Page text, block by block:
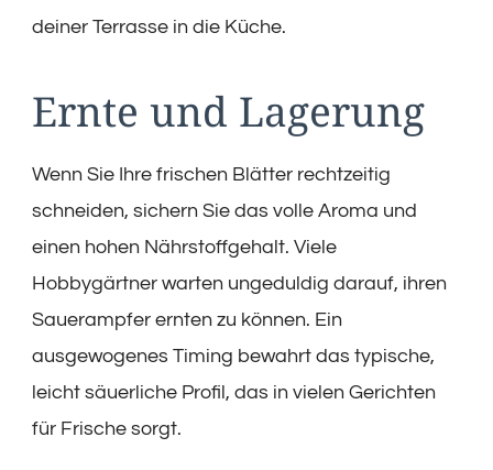
deiner Terrasse in die Küche.
Ernte und Lagerung
Wenn Sie Ihre frischen Blätter rechtzeitig
schneiden, sichern Sie das volle Aroma und
einen hohen Nährstoffgehalt. Viele
Hobbygärtner warten ungeduldig darauf, ihren
Sauerampfer ernten zu können. Ein
ausgewogenes Timing bewahrt das typische,
leicht säuerliche Profil, das in vielen Gerichten
für Frische sorgt.